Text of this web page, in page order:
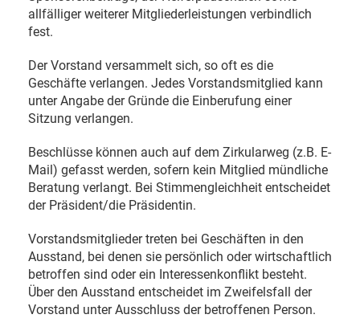
allfälliger weiterer Mitgliederleistungen verbindlich
fest.
Der Vorstand versammelt sich, so oft es die
Geschäfte verlangen. Jedes Vorstandsmitglied kann
unter Angabe der Gründe die Einberufung einer
Sitzung verlangen.
Beschlüsse können auch auf dem Zirkularweg (z.B. E-
Mail) gefasst werden, sofern kein Mitglied mündliche
Beratung verlangt. Bei Stimmengleichheit entscheidet
der Präsident/die Präsidentin.
Vorstandsmitglieder treten bei Geschäften in den
Ausstand, bei denen sie persönlich oder wirtschaftlich
betroffen sind oder ein Interessenkonflikt besteht.
Über den Ausstand entscheidet im Zweifelsfall der
Vorstand unter Ausschluss der betroffenen Person.